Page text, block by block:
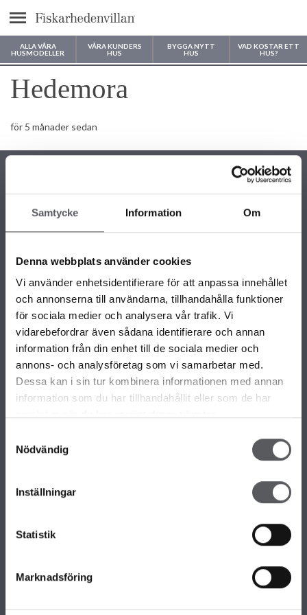
Samtycke Information Om
Denna webbplats använder cookies
Vi använder enhetsidentifierare för att anpassa innehållet
och annonserna till användarna, tillhandahålla funktioner
för sociala medier och analysera vår trafik. Vi
vidarebefordrar även sådana identifierare och annan
information från din enhet till de sociala medier och
annons- och analysföretag som vi samarbetar med.
Dessa kan i sin tur kombinera informationen med annan
information som du har tillhandahållit eller som de har
Nödvändig
Inställningar
Statistik
Marknadsföring
Meny
ALLA VÅRA
HUSMODELLER
VÅRA KUNDERS
HUS
BYGGA NYTT
HUS
VAD KOSTAR ETT
HUS?
Var vill du bygga ditt hus?
Hedemora
för 5 månader sedan
KONTAKTINFORMATION
info@fiskarhedenvillan.se
Box 882, 781 29 Borlänge
ALLA VÅRA HUSMODELLER
UNIKA HUS
FAMILJÄRKOLLEKTIONEN
FRITIDSHUS
KOMPLEMENTBOSTADSHUS
OM FISKARHEDENVILLAN
Jobba hos oss
Nyhetsbrev
KONTAKTA FISKARHEDENVILLAN
Huvudkontor